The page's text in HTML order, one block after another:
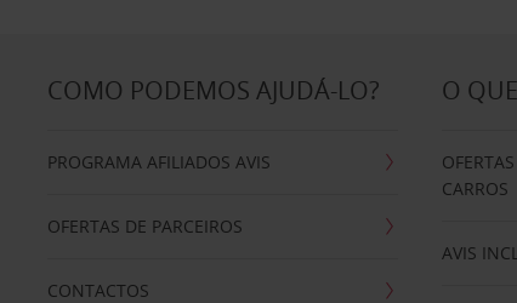
COMO PODEMOS AJUDÁ-LO?
PROGRAMA AFILIADOS AVIS
OFERTAS DE PARCEIROS
CONTACTOS
O
CARROS
AVIS